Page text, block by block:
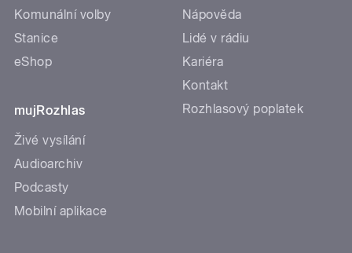
Komunální volby
Stanice
eShop
mujRozhlas
Živé vysílání
Audioarchiv
Podcasty
Mobilní aplikace
Nápověda
Lidé v rádiu
Kariéra
Kontakt
Rozhlasový poplatek